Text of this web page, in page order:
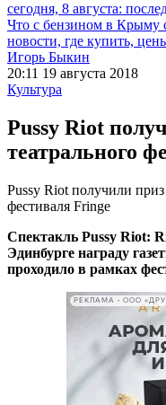
сегодня, 8 августа:
Что с бензином в Крыму
новости, где купить,
Игорь Быкин
20:11 19 августа 2018
Культура
Pussy Riot
театрального
Pussy Riot получили
фестиваля Fringe
Спектакль Pussy Riot:
Эдинбурге награду
проходило в рамках
РЕКЛАМА • ООО